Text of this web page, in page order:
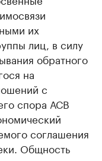
их
лиц, в силу
обратного
на
с
спора АСВ
соглашения
Общность